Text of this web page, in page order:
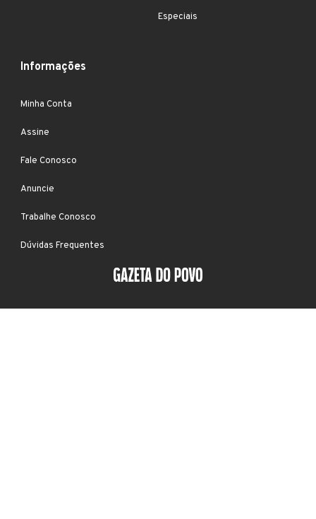
Especiais
Informações
Minha Conta
Assine
Fale Conosco
Anuncie
Trabalhe Conosco
Dúvidas Frequentes